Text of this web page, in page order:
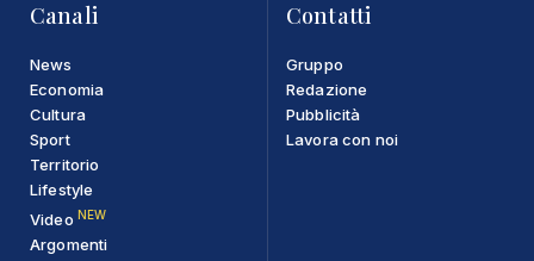
Canali
News
Economia
Cultura
Sport
Territorio
Lifestyle
Video NEW
Argomenti
Contatti
Gruppo
Redazione
Pubblicità
Lavora con noi